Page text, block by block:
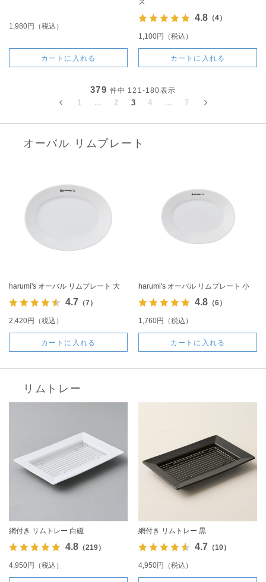
1,980円（税込）
カートに入れる
ス
4.8（4）
1,100円（税込）
カートに入れる
379 件中 121-180表示
1 ... 2 3 4 ... 7
オーバル リムプレート
harumi's オーバル リムプレート 大
4.7 （7）
2,420円（税込）
カートに入れる
harumi's オーバル リムプレート 小
4.8（6）
1,760円（税込）
カートに入れる
リムトレー
網付き リムトレー 白磁
4.8（219）
4,950円（税込）
網付き リムトレー 黒
4.7 （10）
4,950円（税込）